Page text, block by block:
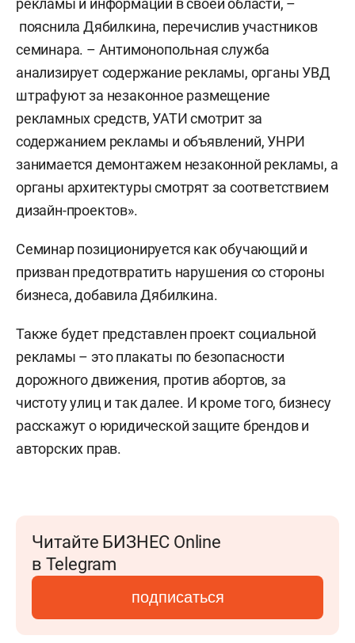
рекламы и информации в своей области, –
пояснила Дябилкина, перечислив участников
семинара. – Антимонопольная служба
анализирует содержание рекламы, органы УВД
штрафуют за незаконное размещение
рекламных средств, УАТИ смотрит за
содержанием рекламы и объявлений, УНРИ
занимается демонтажем незаконной рекламы, а
органы архитектуры смотрят за соответствием
дизайн-проектов».
Семинар позиционируется как обучающий и
призван предотвратить нарушения со стороны
бизнеса, добавила Дябилкина.
Также будет представлен проект социальной
рекламы – это плакаты по безопасности
дорожного движения, против абортов, за
чистоту улиц и так далее. И кроме того, бизнесу
расскажут о юридической защите брендов и
авторских прав.
Читайте БИЗНЕС Online
в Telegram
подписаться